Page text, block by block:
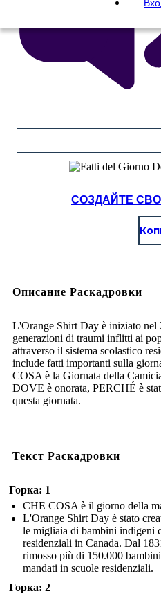
СОЗДАЙТЕ
Описание Раскадровки
L'Orange Shirt Day è iniziato nel
generazioni di traumi inflitti ai
attraverso il sistema scolastico
include fatti importanti sulla
COSA è la Giornata della
DOVE è onorata, PERCHÉ è
questa giornata.
Текст Раскадровки
Горка: 1
CHE COSA è il giorno della
L'Orange Shirt Day è stato
le migliaia di bambini indigeni
residenziali in Canada. Dal
rimosso più di 150.000
mandati in scuole residenziali.
Горка: 2